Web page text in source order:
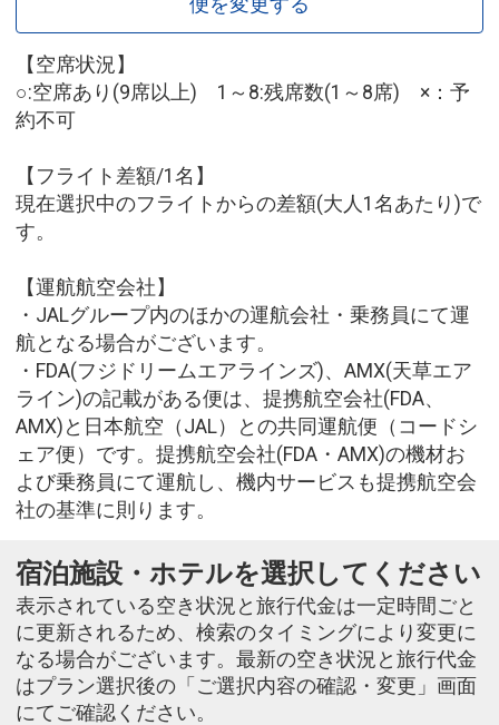
【空席状況】
○:空席あり(9席以上) 1～8:残席数(1～8席) ×：予
約不可
【フライト差額/1名】
現在選択中のフライトからの差額(大人1名あたり)で
す。
【運航航空会社】
・JALグループ内のほかの運航会社・乗務員にて運
航となる場合がございます。
・FDA(フジドリームエアラインズ)、AMX(天草エア
ライン)の記載がある便は、提携航空会社(FDA、
AMX)と日本航空（JAL）との共同運航便（コードシ
ェア便）です。提携航空会社(FDA・AMX)の機材お
よび乗務員にて運航し、機内サービスも提携航空会
社の基準に則ります。
宿泊施設・ホテルを選択してください
表示されている空き状況と旅行代金は一定時間ごと
に更新されるため、検索のタイミングにより変更に
なる場合がございます。最新の空き状況と旅行代金
はプラン選択後の「ご選択内容の確認・変更」画面
にてご確認ください。